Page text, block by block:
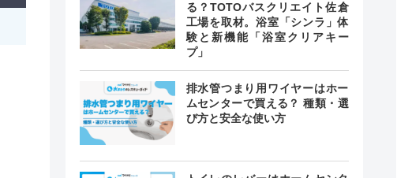
る？TOTOバスクリエイト佐倉
工場を取材。浴室「シンラ」体
験と新機能「浴室クリアキー
プ」
排水管つまり用ワイヤーはホー
ムセンターで買える？ 種類・選
び方と安全な使い方